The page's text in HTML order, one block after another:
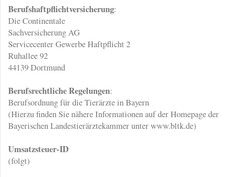
Berufshaftpflichtversicherung:
Die Continentale
Sachversicherung AG
Servicecenter Gewerbe Haftpflicht 2
Ruhallee 92
44139 Dortmund
Berufsrechtliche Regelungen:
Berufsordnung für die Tierärzte in Bayern
(Hierzu finden Sie nähere Informationen auf der Homepage der
Bayerischen Landestierärztekammer unter www.bltk.de)
Umsatzsteuer-ID
(folgt)